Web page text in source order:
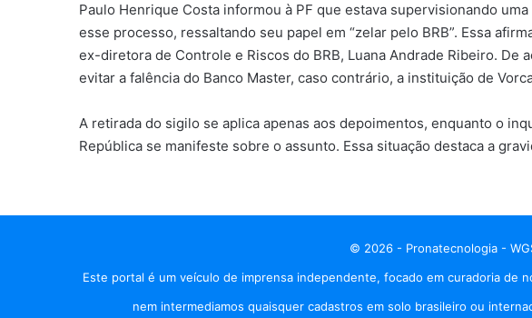
Paulo Henrique Costa informou à PF que estava supervisionando
esse processo, ressaltando seu papel em “zelar pelo BRB”. Essa
ex-diretora de Controle e Riscos do BRB, Luana Andrade Ribeiro. De
evitar a falência do Banco Master, caso contrário, a instituição de
A retirada do sigilo se aplica apenas aos depoimentos, enquanto o
República se manifeste sobre o assunto. Essa situação destaca a
© 2026 - Pronatecnologia -
Este portal é um veículo de imprensa independente, focado em curadoria de
nem intermediamos quaisquer cadastros em solo brasileiro ou